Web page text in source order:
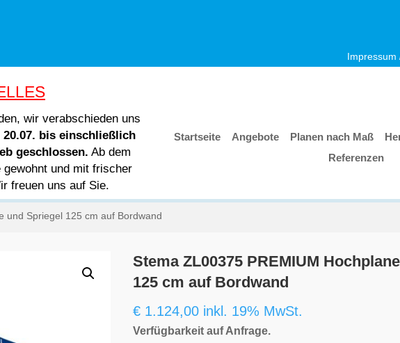
Impressum
wir verabschieden uns
20.07. bis einschließlich
geschlossen. Ab dem
und mit frischer
freuen uns auf Sie.
Startseite Angebote Planen nach Maß
Referenzen
und Spriegel 125 cm auf Bordwand
Stema ZL00375 PREMIUM
125 cm auf Bordwand
€ 1.124,00 inkl. 19% MwSt.
Verfügbarkeit auf Anfrage.